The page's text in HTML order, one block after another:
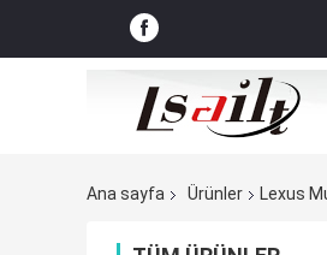
Ana sayfa
Ürünler Lexus